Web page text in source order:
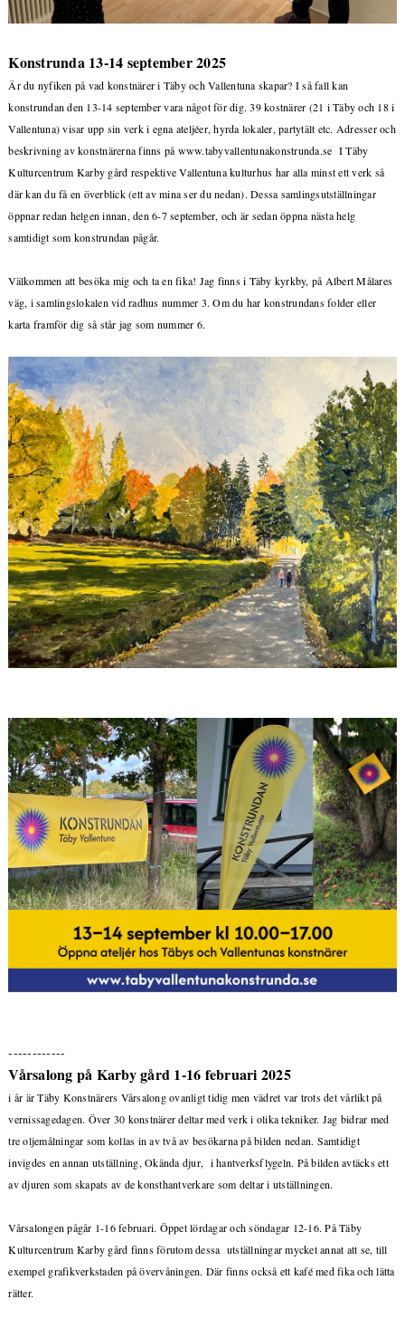
Konstrunda 13-14 september 2025
Är du nyfiken på vad konstnärer i Täby och Vallentuna skapar? I så fall kan
konstrundan den 13-14 september vara något för dig. 39 kostnärer (21 i Täby och 18 i
Vallentuna) visar upp sin verk i egna ateljéer, hyrda lokaler, partytält etc. Adresser och
beskrivning av konstnärerna finns på www.tabyvallentunakonstrunda.se I Täby
Kulturcentrum Karby gård respektive Vallentuna kulturhus har alla minst ett verk så
där kan du få en överblick (ett av mina ser du nedan). Dessa samlingsutställningar
öppnar redan helgen innan, den 6-7 september, och är sedan öppna nästa helg
samtidigt som konstrundan pågår.
Välkommen att besöka mig och ta en fika! Jag finns i Täby kyrkby, på Albert Målares
väg, i samlingslokalen vid radhus nummer 3. Om du har konstrundans folder eller
karta framför dig så står jag som nummer 6.
------------
Vårsalong på Karby gård 1-16 februari 2025
i år är Täby Konstnärers Vårsalong ovanligt tidig men vädret var trots det vårlikt på
vernissagedagen. Över 30 konstnärer deltar med verk i olika tekniker. Jag bidrar med
tre oljemålningar som kollas in av två av besökarna på bilden nedan. Samtidigt
invigdes en annan utställning, Okända djur, i hantverksflygeln. På bilden avtäcks ett
av djuren som skapats av de konsthantverkare som deltar i utställningen.
Vårsalongen pågår 1-16 februari. Öppet lördagar och söndagar 12-16. På Täby
Kulturcentrum Karby gård finns förutom dessa utställningar mycket annat att se, till
exempel grafikverkstaden på övervåningen. Där finns också ett kafé med fika och lätta
rätter.